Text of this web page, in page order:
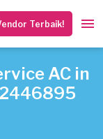
Terbaik!
AC in